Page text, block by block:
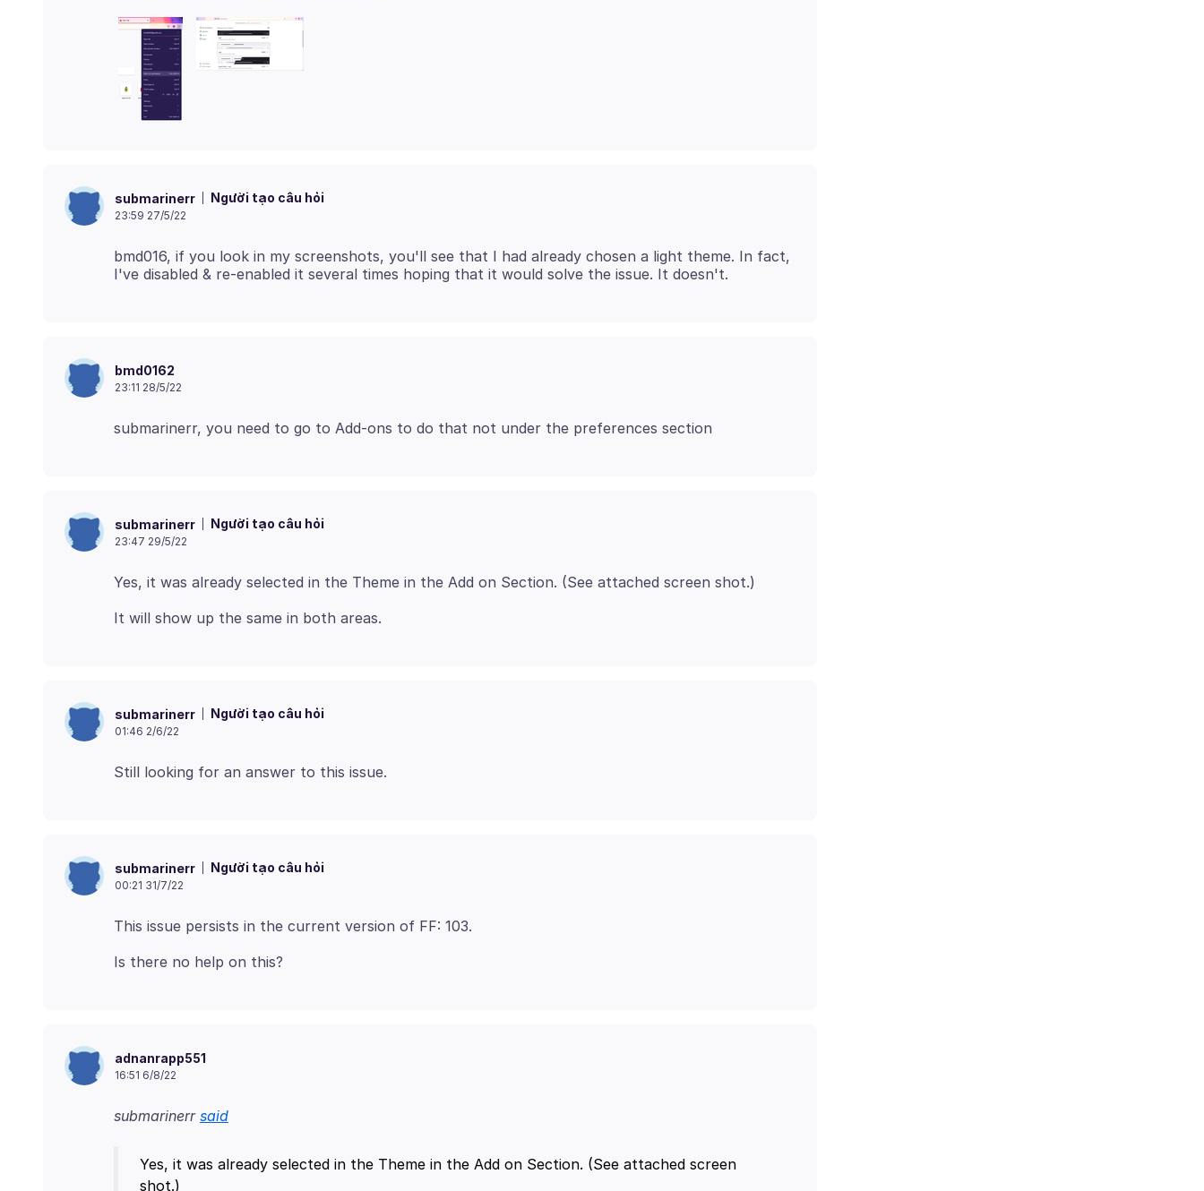
submarinerr Người tạo câu hỏi
23:59 27/5/22
bmd016, if you look in my screenshots, you'll see that I had already chosen a light theme. In fact,
bmd0162
23:11 28/5/22
submarinerr Người tạo câu hỏi
23:47 29/5/22
submarinerr Người tạo câu hỏi
01:46 2/6/22
submarinerr Người tạo câu hỏi
00:21 31/7/22
adnanrapp551
16:51 6/8/22
submarinerr said
Yes, it was already selected in the Theme in the Add on Section. (See attached screen
shot.)